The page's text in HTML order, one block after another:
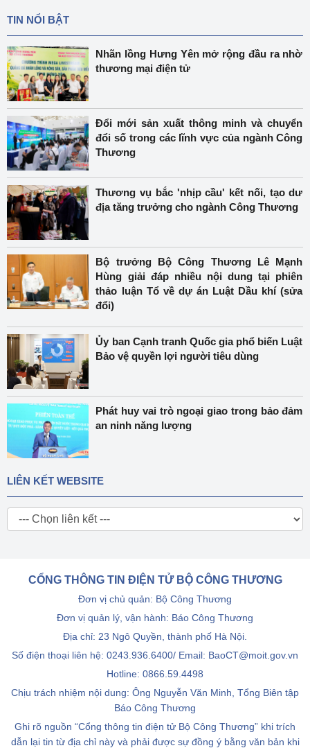
TIN NỔI BẬT
Nhãn lồng Hưng Yên mở rộng đầu ra nhờ
thương mại điện tử
Đổi mới sản xuất thông minh và chuyển
đổi số trong các lĩnh vực của ngành Công
Thương
Thương vụ bắc 'nhịp cầu' kết nối, tạo dư
địa tăng trưởng cho ngành Công Thương
Bộ trưởng Bộ Công Thương Lê Mạnh
Hùng giải đáp nhiều nội dung tại phiên
thảo luận Tổ về dự án Luật Dầu khí (sửa
đổi)
Ủy ban Cạnh tranh Quốc gia phổ biến Luật
Bảo vệ quyền lợi người tiêu dùng
Phát huy vai trò ngoại giao trong bảo đảm
an ninh năng lượng
LIÊN KẾT WEBSITE
CỔNG THÔNG TIN ĐIỆN TỬ BỘ CÔNG THƯƠNG
Đơn vị chủ quản: Bộ Công Thương
Đơn vị quản lý, vận hành: Báo Công Thương
Địa chỉ: 23 Ngô Quyền, thành phố Hà Nội.
Số điện thoại liên hệ: 0243.936.6400/ Email: BaoCT@moit.gov.vn
Hotline: 0866.59.4498
Chịu trách nhiệm nội dung: Ông Nguyễn Văn Minh, Tổng Biên tập
Báo Công Thương
Ghi rõ nguồn “Cổng thông tin điện tử Bộ Công Thương” khi trích
dẫn lại tin từ địa chỉ này và phải được sự đồng ý bằng văn bản khi